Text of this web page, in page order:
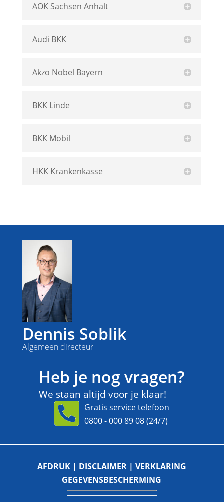
AOK Sachsen Anhalt
Audi BKK
Akzo Nobel Bayern
BKK Linde
BKK Mobil
HKK Krankenkasse
Dennis Soblik
Algemeen directeur
Heb je nog vragen?
We staan altijd voor je klaar!
Gratis service telefoon
0800 - 000 89 08(24/7)
AFDRUK | DISCLAIMER | VERKLARING
GEGEVENSBESCHERMING